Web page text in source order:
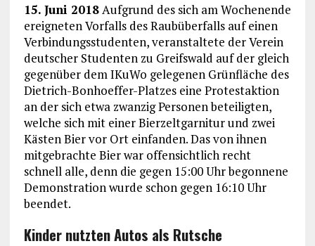
15. Juni 2018Aufgrund des sich am Wochenende
ereigneten Vorfalls des Raubüberfalls auf einen
Verbindungsstudenten, veranstaltete der Verein
deutscher Studenten zu Greifswald auf der gleich
gegenüber dem IKuWo gelegenen Grünfläche des
Dietrich-Bonhoeffer-Platzes eine Protestaktion
an der sich etwa zwanzig Personen beteiligten,
welche sich mit einer Bierzeltgarnitur und zwei
Kästen Bier vor Ort einfanden. Das von ihnen
mitgebrachte Bier war offensichtlich recht
schnell alle, denn die gegen 15:00 Uhr begonnene
Demonstration wurde schon gegen 16:10 Uhr
beendet.
Kinder nutzten Autos als Rutsche